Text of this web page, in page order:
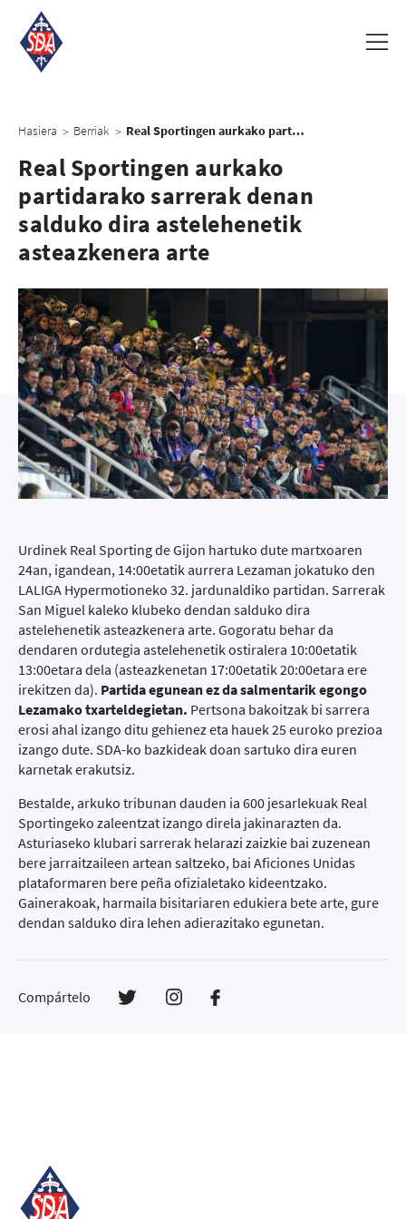
Hasiera > Berriak > Real Sportingen aurkako partidarako sarrerak denan salduko dira astelehenetik asteazkenera arte
Real Sportingen aurkako
partidarako sarrerak denan
salduko dira astelehenetik
asteazkenera arte
Urdinek Real Sporting de Gijon hartuko dute martxoaren
24an, igandean, 14:00etatik aurrera Lezaman jokatuko den
LALIGA Hypermotioneko 32. jardunaldiko partidan. Sarrerak
San Miguel kaleko klubeko dendan salduko dira
astelehenetik asteazkenera arte. Gogoratu behar da
dendaren ordutegia astelehenetik ostiralera 10:00etatik
13:00etara dela (asteazkenetan 17:00etatik 20:00etara ere
irekitzen da). Partida egunean ez da salmentarik egongo
Lezamako txarteldegietan. Pertsona bakoitzak bi sarrera
erosi ahal izango ditu gehienez eta hauek 25 euroko prezioa
izango dute. SDA-ko bazkideak doan sartuko dira euren
karnetak erakutsiz.
Bestalde, arkuko tribunan dauden ia 600 jesarlekuak Real
Sportingeko zaleentzat izango direla jakinarazten da.
Asturiaseko klubari sarrerak helarazi zaizkie bai zuzenean
bere jarraitzaileen artean saltzeko, bai Aficiones Unidas
plataformaren bere peña ofizialetako kideentzako.
Gainerakoak, harmaila bisitariaren edukiera bete arte, gure
dendan salduko dira lehen adierazitako egunetan.
Compártelo